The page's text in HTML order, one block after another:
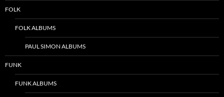
FOLK
FOLK ALBUMS
PAUL SIMON ALBUMS
FUNK
FUNK ALBUMS